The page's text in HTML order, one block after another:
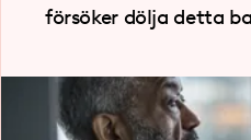
försöker dölja detta